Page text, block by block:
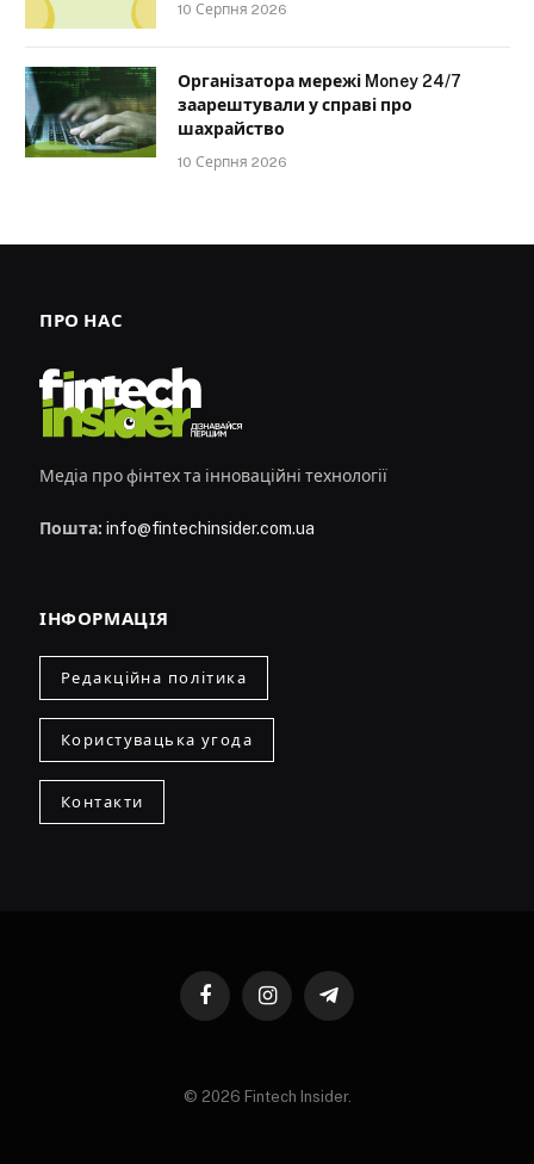
10 Серпня 2026
Організатора мережі Money 24/7
заарештували у справі про
шахрайство
10 Серпня 2026
ПРО НАС
Медіа про фінтех та інноваційні технології
Пошта: info@fintechinsider.com.ua
ІНФОРМАЦІЯ
Редакційна політика
Користувацька угода
Контакти
FacebookInstagramTelegram
© 2026 Fintech Insider.